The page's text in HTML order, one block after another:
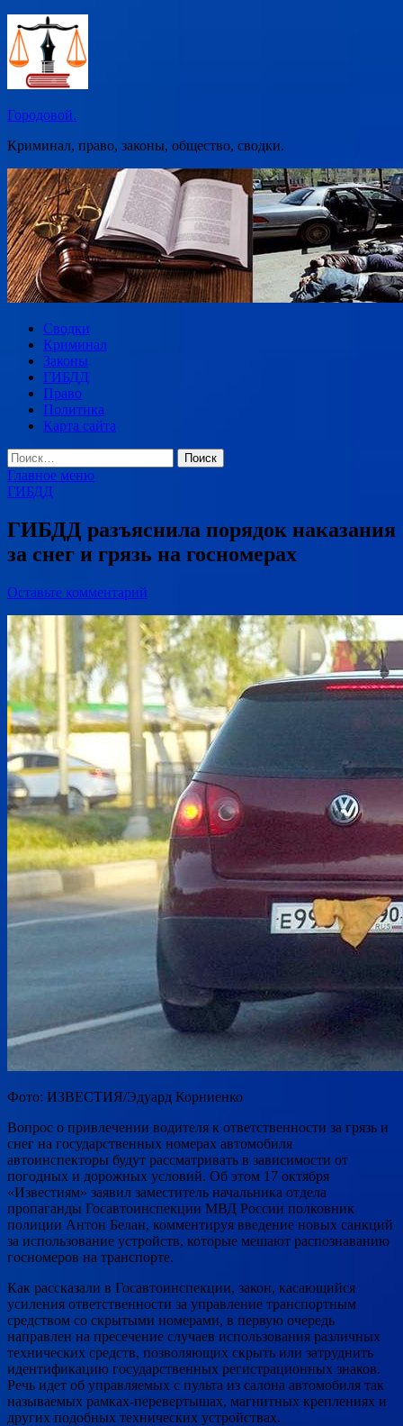
Перейти
содержимому
Городовой.
Криминал, право, законы, общество, сводки.
Сводки
Криминал
Законы
ГИБДД
Право
Политика
Карта сайта
Найти:
Главное меню
ГИБДД
ГИБДД разъяснила порядок наказания
за снег и грязь на госномерах
Оставьте комментарий
Фото: ИЗВЕСТИЯ/Эдуард Корниенко
Вопрос о привлечении водителя к ответственности за грязь и
снег на государственных номерах автомобиля
автоинспекторы будут рассматривать в зависимости от
погодных и дорожных условий. Об этом 17 октября
«Известиям» заявил заместитель начальника отдела
пропаганды Госавтоинспекции МВД России полковник
полиции Антон Белан, комментируя введение новых санкций
за использование устройств, которые мешают распознаванию
госномеров на транспорте.
Как рассказали в Госавтоинспекции, закон, касающийся
усиления ответственности за управление транспортным
средством со скрытыми номерами, в первую очередь
направлен на пресечение случаев использования различных
технических средств, позволяющих скрыть или затруднить
идентификацию государственных регистрационных знаков.
Речь идет об управляемых с пульта из салона автомобиля так
называемых рамках-перевертышах, магнитных креплениях и
других подобных технических устройствах.